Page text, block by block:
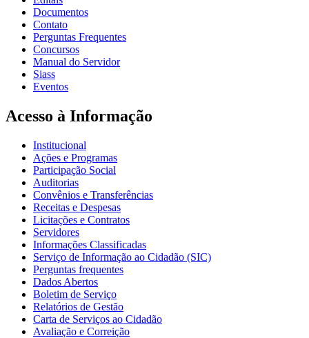
Documentos
Contato
Perguntas Frequentes
Concursos
Manual do Servidor
Siass
Eventos
Acesso à Informação
Institucional
Ações e Programas
Participação Social
Auditorias
Convênios e Transferências
Receitas e Despesas
Licitações e Contratos
Servidores
Informações Classificadas
Serviço de Informação ao Cidadão (SIC)
Perguntas frequentes
Dados Abertos
Boletim de Serviço
Relatórios de Gestão
Carta de Serviços ao Cidadão
Avaliação e Correição